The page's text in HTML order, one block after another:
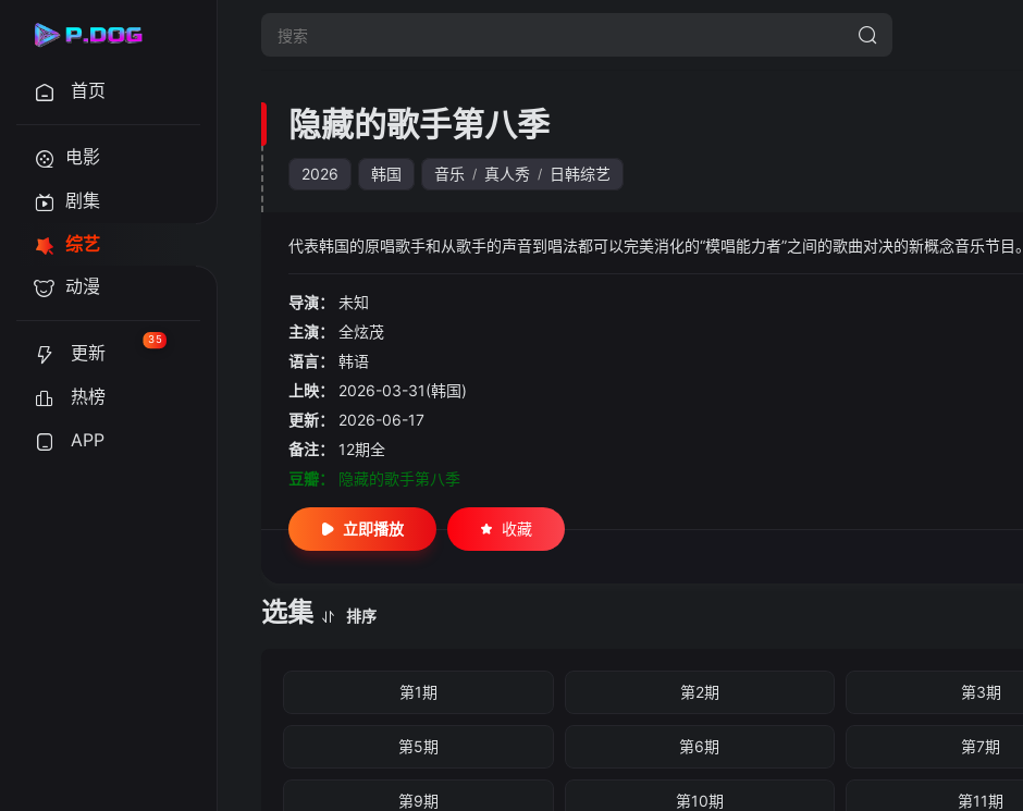
首页
电影
剧集
综艺
动漫
更新
35
热榜
APP
隐藏的歌手第八季
2026 韩国 音乐 / 真人秀 / 日韩综艺
代表韩国的原唱歌手和从歌手的声音到唱法都可以完美消化的“模唱能力者”之间的歌曲对决的新概念音乐节目。
导演：
未知
主演：
全炫茂
语言：
韩语
上映：
2026-03-31(韩国)
更新：
2026-06-17
备注：
12期全
豆瓣：
隐藏的歌手第八季
立即播放 收藏
选集 排序
第1期 第2期 第3期
第5期 第6期 第7期
第9期 第10期 第11期